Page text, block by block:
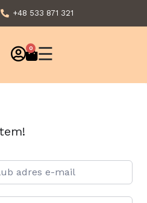
+48 533 871 321
0 ☰